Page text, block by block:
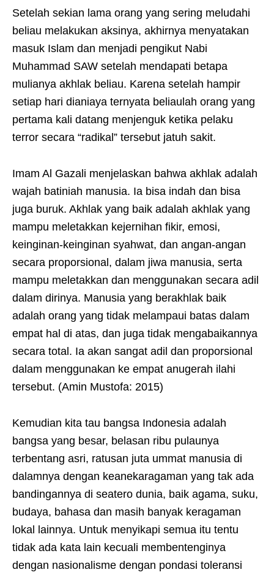
Setelah sekian lama orang yang sering meludahi
beliau melakukan aksinya, akhirnya menyatakan
masuk Islam dan menjadi pengikut Nabi
Muhammad SAW setelah mendapati betapa
mulianya akhlak beliau. Karena setelah hampir
setiap hari dianiaya ternyata beliaulah orang yang
pertama kali datang menjenguk ketika pelaku
terror secara “radikal” tersebut jatuh sakit.
Imam Al Gazali menjelaskan bahwa akhlak adalah
wajah batiniah manusia. Ia bisa indah dan bisa
juga buruk. Akhlak yang baik adalah akhlak yang
mampu meletakkan kejernihan fikir, emosi,
keinginan-keinginan syahwat, dan angan-angan
secara proporsional, dalam jiwa manusia, serta
mampu meletakkan dan menggunakan secara adil
dalam dirinya. Manusia yang berakhlak baik
adalah orang yang tidak melampaui batas dalam
empat hal di atas, dan juga tidak mengabaikannya
secara total. Ia akan sangat adil dan proporsional
dalam menggunakan ke empat anugerah ilahi
tersebut. (Amin Mustofa: 2015)
Kemudian kita tau bangsa Indonesia adalah
bangsa yang besar, belasan ribu pulaunya
terbentang asri, ratusan juta ummat manusia di
dalamnya dengan keanekaragaman yang tak ada
bandingannya di seatero dunia, baik agama, suku,
budaya, bahasa dan masih banyak keragaman
lokal lainnya. Untuk menyikapi semua itu tentu
tidak ada kata lain kecuali membentenginya
dengan nasionalisme dengan pondasi toleransi